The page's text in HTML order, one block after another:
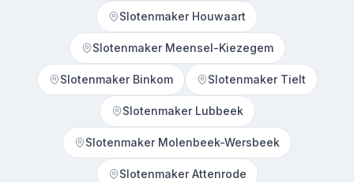
Slotenmaker Houwaart
Slotenmaker Meensel-Kiezegem
Slotenmaker Binkom Slotenmaker Tielt
Slotenmaker Lubbeek
Slotenmaker Molenbeek-Wersbeek
Slotenmaker Attenrode